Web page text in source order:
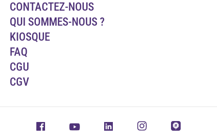
CONTACTEZ-NOUS
QUI SOMMES-NOUS ?
KIOSQUE
FAQ
CGU
CGV